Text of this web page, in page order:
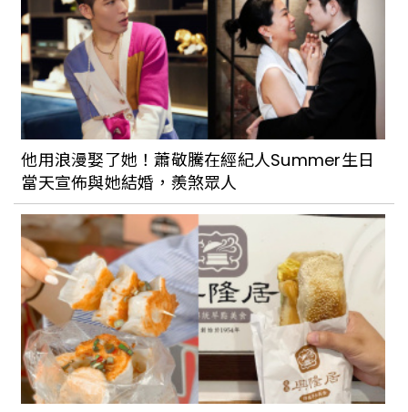
他用浪漫娶了她！蕭敬騰在經紀人Summer生日
當天宣佈與她結婚，羨煞眾人